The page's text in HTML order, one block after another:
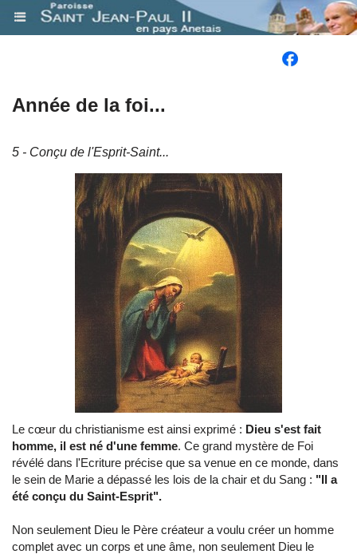
Année de la foi...
5 - Conçu de l'Esprit-Saint...
Le cœur du christianisme est ainsi exprimé : Dieu s'est fait
homme, il est né d'une femme. Ce grand mystère de Foi
révélé dans l'Ecriture précise que sa venue en ce monde, dans
le sein de Marie a dépassé les lois de la chair et du Sang : "Il a
été conçu du Saint-Esprit".
Non seulement Dieu le Père créateur a voulu créer un homme
complet avec un corps et une âme, non seulement Dieu le